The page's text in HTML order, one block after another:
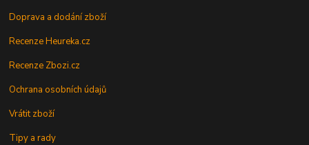
Doprava a dodání zboží
Recenze Heureka.cz
Recenze Zbozi.cz
Ochrana osobních údajů
Vrátit zboží
Tipy a rady